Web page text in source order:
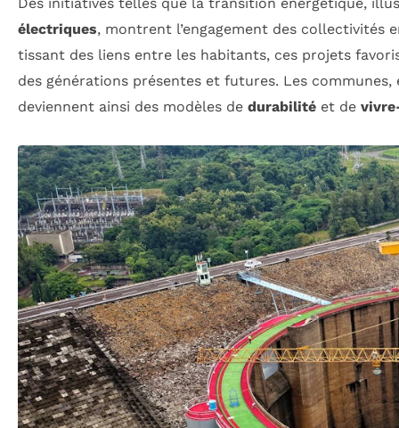
Des initiatives telles que la transition énergétique,
électriques, montrent l’engagement des collectivités
tissant des liens entre les habitants, ces projets
des générations présentes et futures. Les
deviennent ainsi des modèles de durabilité et de